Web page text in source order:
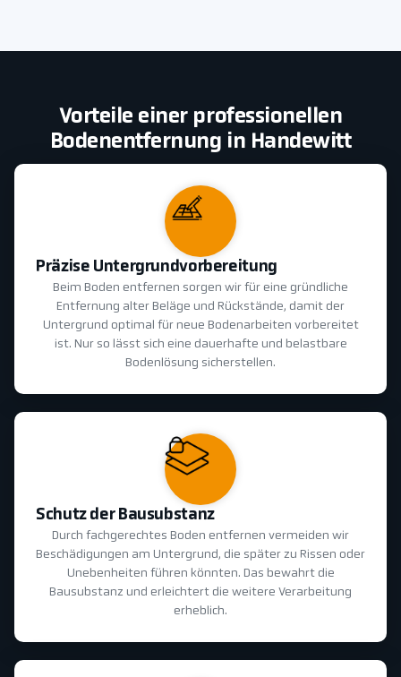
Vorteile einer professionellen
Bodenentfernung in Handewitt
Präzise Untergrundvorbereitung
Beim Boden entfernen sorgen wir für eine gründliche
Entfernung alter Beläge und Rückstände, damit der
Untergrund optimal für neue Bodenarbeiten vorbereitet
ist. Nur so lässt sich eine dauerhafte und belastbare
Bodenlösung sicherstellen.
Schutz der Bausubstanz
Durch fachgerechtes Boden entfernen vermeiden wir
Beschädigungen am Untergrund, die später zu Rissen oder
Unebenheiten führen könnten. Das bewahrt die
Bausubstanz und erleichtert die weitere Verarbeitung
erheblich.